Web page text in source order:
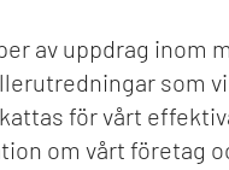
av uppdrag inom
som
för vårt
om vårt företag